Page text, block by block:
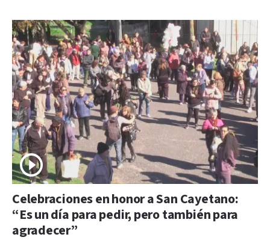
Celebraciones en honor a San Cayetano:
“Es un día para pedir, pero también para
agradecer”